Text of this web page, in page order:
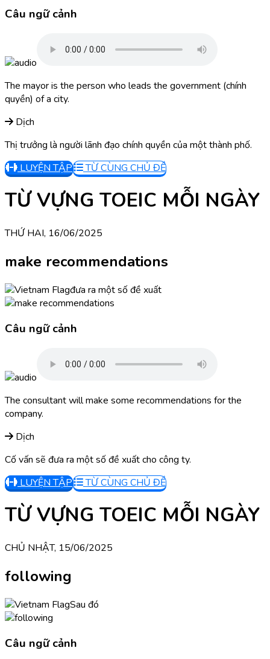
Câu ngữ cảnh
The mayor is the person who leads the government (chính
quyền) of a city.
Dịch
Thị trưởng là người lãnh đạo chính quyền của một thành phố.
LUYỆN TẬP
TỪ CÙNG CHỦ ĐỀ
TỪ VỰNG TOEIC MỖI NGÀY
THỨ HAI, 16/06/2025
make recommendations
đưa ra một số đề xuất
Câu ngữ cảnh
The consultant will make some recommendations for the
company.
Dịch
Cố vấn sẽ đưa ra một số đề xuất cho công ty.
LUYỆN TẬP
TỪ CÙNG CHỦ ĐỀ
TỪ VỰNG TOEIC MỖI NGÀY
CHỦ NHẬT, 15/06/2025
following
Sau đó
Câu ngữ cảnh